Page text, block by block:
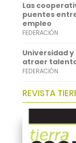
Las
puentes
empleo
FEDERACIÓN
Universidad
atraer
FEDERACIÓN
REVISTA